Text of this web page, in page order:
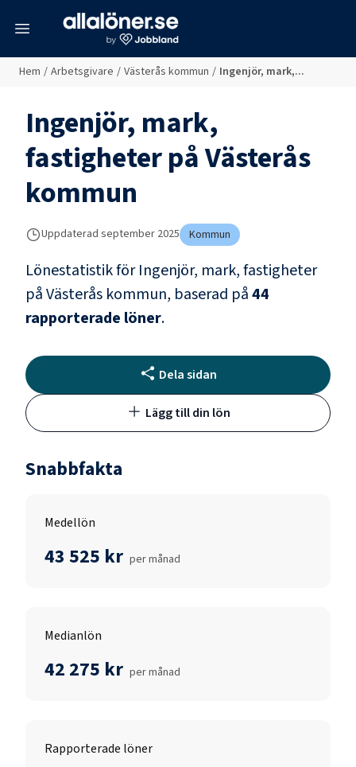
Hem / Arbetsgivare / Västerås kommun / Ingenjör, mark,...
Ingenjör, mark,
fastigheterpåVästerås
kommun
Uppdaterad september 2025 Kommun
Lönestatistik förIngenjör, mark, fastigheter
påVästerås kommun, baserad på44
rapporterade löner.
Dela sidan
Lägg till din lön
Snabbfakta
Medellön
43 525 kr per månad
Medianlön
42 275 kr per månad
Rapporterade löner